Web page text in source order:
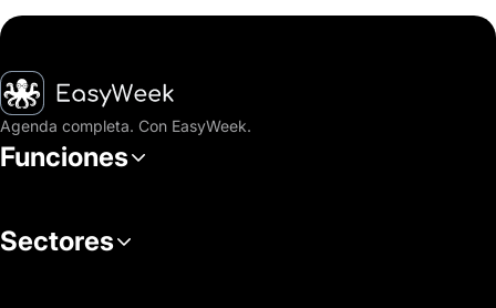
Inicio
Agenda completa. Con EasyWeek.
Funciones
Sectores